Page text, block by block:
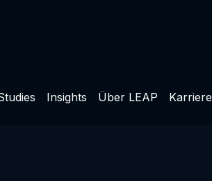
Insights Über LEAP Karriere